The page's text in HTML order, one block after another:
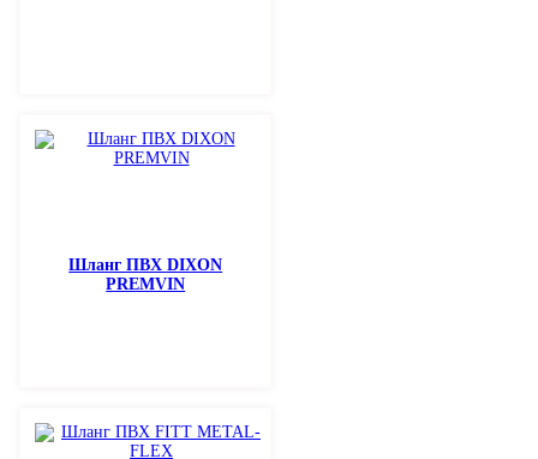
Шланг ПВХ DIXON
PREMVIN